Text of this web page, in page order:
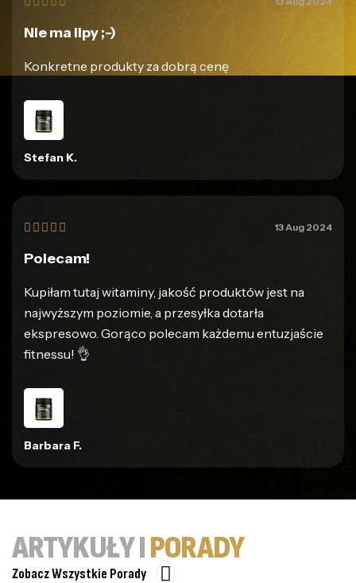
Nie ma lipy ;-)
Konkretne produkty za dobrą cenę
Stefan K.
13 Aug 2024
    
Polecam!
Kupiłam tutaj witaminy, jakość produktów jest na
najwyższym poziomie, a przesyłka dotarła
ekspresowo. Gorąco polecam każdemu entuzjaście
fitnessu! 👌
Barbara F.
ARTYKUŁY IPORADY
Zobacz Wszystkie Porady